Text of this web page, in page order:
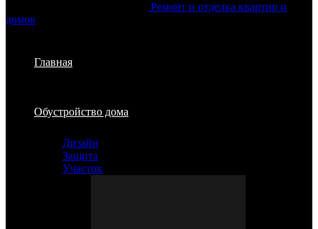
Ремонт и отделка квартир и
домов
Главная
Обустройство дома
Дизайн
Защита
Участок